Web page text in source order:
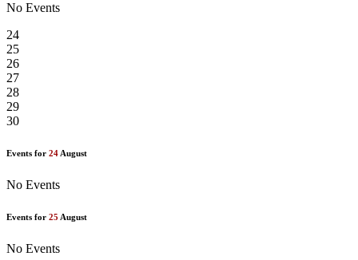
No Events
24
25
26
27
28
29
30
Events for 24 August
No Events
Events for 25 August
No Events